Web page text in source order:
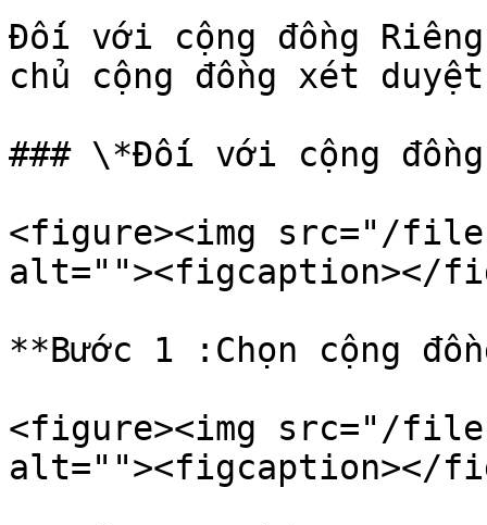
Đối với cộng đồng
chủ cộng đồng xét
### \*Đối với cộng
<figure><img src="/files/
alt=""><figcaption></
**Bước 1 :Chọn cộng
<figure><img src="/
alt=""><figcaption></